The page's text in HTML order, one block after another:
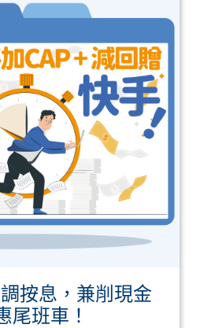
按息，兼削現金
尾班車！